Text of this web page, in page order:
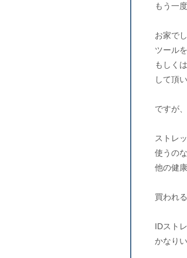
もう一
お家で
ツール
もしく
して頂
ですが
ストレ
使うの
他の健
買われ
IDスト
かなり